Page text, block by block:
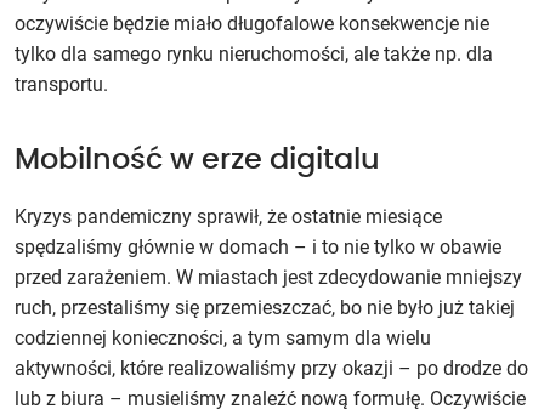
oczywiście będzie miało długofalowe konsekwencje nie
tylko dla samego rynku nieruchomości, ale także np. dla
transportu.
Mobilność w erze digitalu
Kryzys pandemiczny sprawił, że ostatnie miesiące
spędzaliśmy głównie w domach – i to nie tylko w obawie
przed zarażeniem. W miastach jest zdecydowanie mniejszy
ruch, przestaliśmy się przemieszczać, bo nie było już takiej
codziennej konieczności, a tym samym dla wielu
aktywności, które realizowaliśmy przy okazji – po drodze do
lub z biura – musieliśmy znaleźć nową formułę. Oczywiście